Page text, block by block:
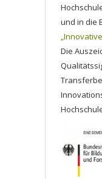
und in die
Die